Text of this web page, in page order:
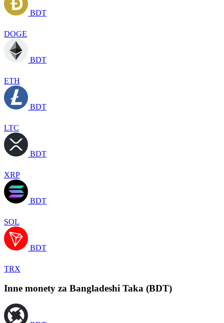
BDT
DOGE
BDT
ETH
BDT
LTC
BDT
XRP
BDT
SOL
BDT
TRX
Inne monety za Bangladeshi Taka (BDT)